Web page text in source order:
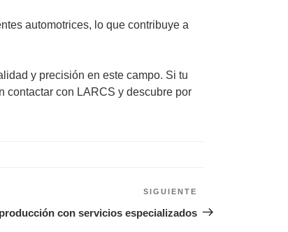
automotrices, lo que contribuye a
y precisión en este campo. Si tu
contactar con LARCS y descubre por
entrada
SIGUIENTE
con servicios especializados